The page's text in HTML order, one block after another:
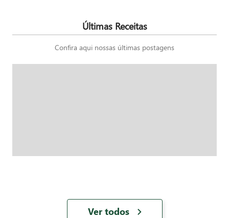
Últimas Receitas
Confira aqui nossas últimas postagens
Ver todos